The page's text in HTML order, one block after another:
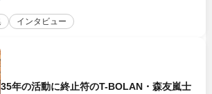
インタビュー
35年の活動に終止符のT-BOLAN・森友嵐士